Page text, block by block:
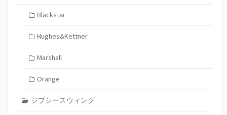
Blackstar
Hughes&Kettner
Marshall
Orange
ジプシースウィング